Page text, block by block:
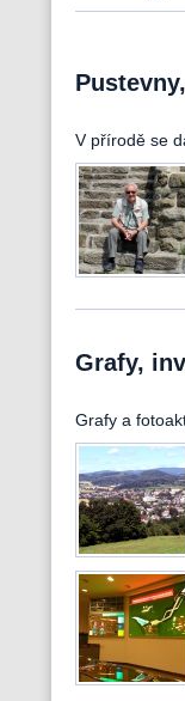
V přírodě se
Grafy,
Grafy a